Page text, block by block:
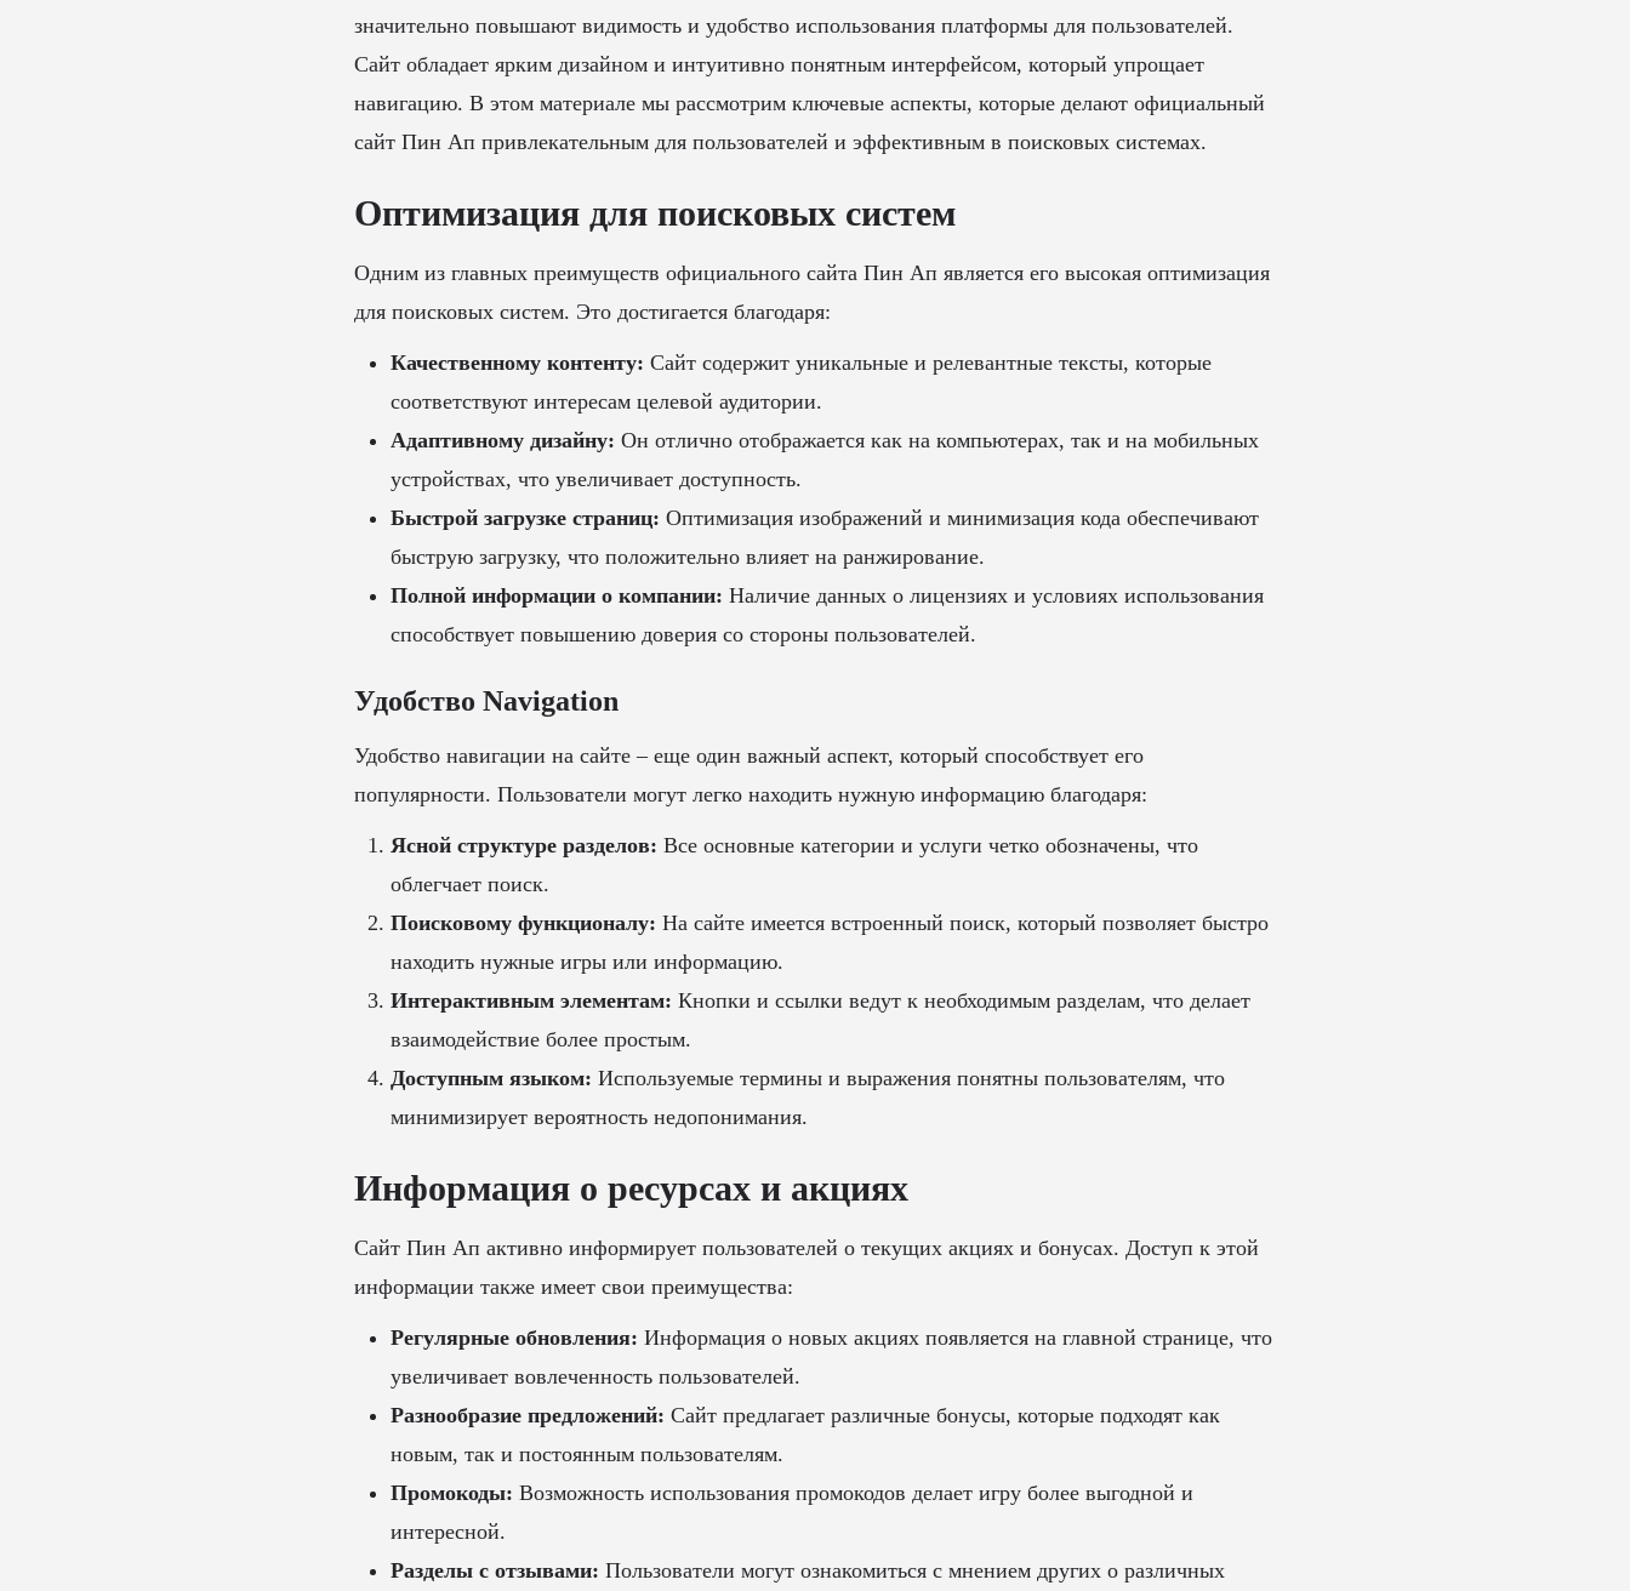
значительно повышают видимость и удобство использования платформы для пользователей.
Сайт обладает ярким дизайном и интуитивно понятным интерфейсом, который упрощает
навигацию. В этом материале мы рассмотрим ключевые аспекты, которые делают официальный
сайт Пин Ап привлекательным для пользователей и эффективным в поисковых системах.
Оптимизация для поисковых систем
Одним из главных преимуществ официального сайта Пин Ап является его высокая оптимизация
для поисковых систем. Это достигается благодаря:
Качественному контенту: Сайт содержит уникальные и релевантные тексты, которые
соответствуют интересам целевой аудитории.
Адаптивному дизайну: Он отлично отображается как на компьютерах, так и на мобильных
устройствах, что увеличивает доступность.
Быстрой загрузке страниц: Оптимизация изображений и минимизация кода обеспечивают
быструю загрузку, что положительно влияет на ранжирование.
Полной информации о компании: Наличие данных о лицензиях и условиях использования
способствует повышению доверия со стороны пользователей.
Удобство Navigation
Удобство навигации на сайте – еще один важный аспект, который способствует его
популярности. Пользователи могут легко находить нужную информацию благодаря:
Ясной структуре разделов: Все основные категории и услуги четко обозначены, что
облегчает поиск.
Поисковому функционалу: На сайте имеется встроенный поиск, который позволяет быстро
находить нужные игры или информацию.
Интерактивным элементам: Кнопки и ссылки ведут к необходимым разделам, что делает
взаимодействие более простым.
Доступным языком: Используемые термины и выражения понятны пользователям, что
минимизирует вероятность недопонимания.
Информация о ресурсах и акциях
Сайт Пин Ап активно информирует пользователей о текущих акциях и бонусах. Доступ к этой
информации также имеет свои преимущества:
Регулярные обновления: Информация о новых акциях появляется на главной странице, что
увеличивает вовлеченность пользователей.
Разнообразие предложений: Сайт предлагает различные бонусы, которые подходят как
новым, так и постоянным пользователям.
Промокоды: Возможность использования промокодов делает игру более выгодной и
интересной.
Разделы с отзывами: Пользователи могут ознакомиться с мнением других о различных